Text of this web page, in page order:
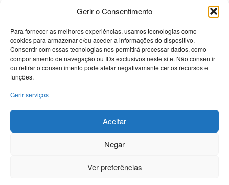
Gerir o Consentimento
Para fornecer as melhores experiências, usamos tecnologias como
cookies para armazenar e/ou aceder a informações do dispositivo.
Consentir com essas tecnologias nos permitirá processar dados, como
comportamento de navegação ou IDs exclusivos neste site. Não consentir
ou retirar o consentimento pode afetar negativamante certos recursos e
funções.
Gerir serviços
Aceitar
Negar
Ver preferências
TAMPÃO HIGIÊNICO
TINTA CORPORAL COMESTÍVEL
POTENCIADORES
PRESERVATIVOS
SM & BONDAGE
Termos e Condições